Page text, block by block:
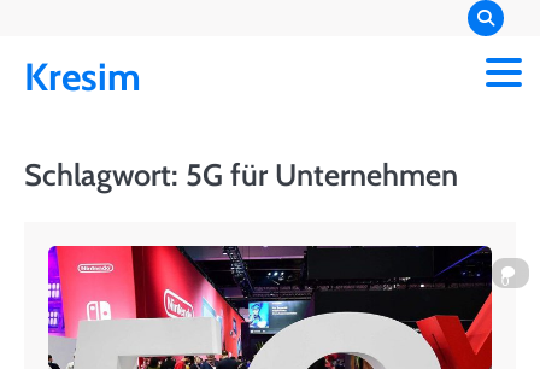
content
Kresim
Schlagwort: 5G für Unternehmen
0